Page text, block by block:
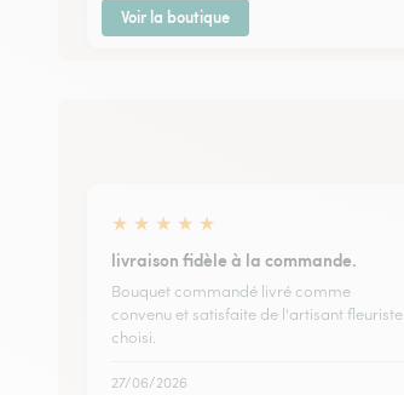
Voir la boutique
★ ★ ★ ★ ★
livraison fidèle à la commande.
Bouquet commandé livré comme
convenu et satisfaite de l'artisant fleuriste
choisi.
27/06/2026